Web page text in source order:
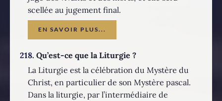
scellée au jugement final.
EN SAVOIR PLUS...
218. Qu’est-ce que la Liturgie ?
La Liturgie est la célébration du Mystère du
Christ, en particulier de son Mystère pascal.
Dans la liturgie, par l’intermédiaire de